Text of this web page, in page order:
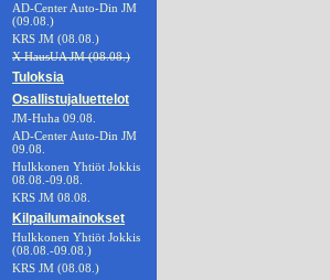
AD-Center Auto-Din JM
(09.08.)
KRS JM (08.08.)
X HausUA JM (08.08.)
Tuloksia
Osallistujaluettelot
JM-Huha 09.08.
AD-Center Auto-Din JM
09.08.
Hulkkonen Yhtiöt Jokkis
08.08.-09.08.
KRS JM 08.08.
Kilpailumainokset
Hulkkonen Yhtiöt Jokkis
(08.08.-09.08.)
KRS JM (08.08.)